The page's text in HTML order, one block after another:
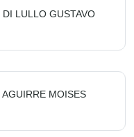
DI LULLO GUSTAVO
AGUIRRE MOISES